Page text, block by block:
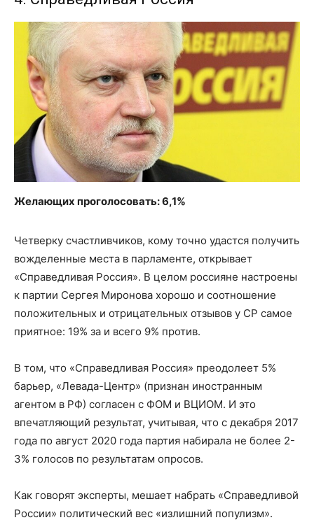
Желающих проголосовать: 6,1%
Четверку счастливчиков, кому точно удастся получить
вожделенные места в парламенте, открывает
«Справедливая Россия». В целом россияне настроены
к партии Сергея Миронова хорошо и соотношение
положительных и отрицательных отзывов у СР самое
приятное: 19% за и всего 9% против.
В том, что «Справедливая Россия» преодолеет 5%
барьер, «Левада-Центр» (признан иностранным
агентом в РФ) согласен с ФОМ и ВЦИОМ. И это
впечатляющий результат, учитывая, что с декабря 2017
года по август 2020 года партия набирала не более 2-
3% голосов по результатам опросов.
Как говорят эксперты, мешает набрать «Справедливой
России» политический вес «излишний популизм».